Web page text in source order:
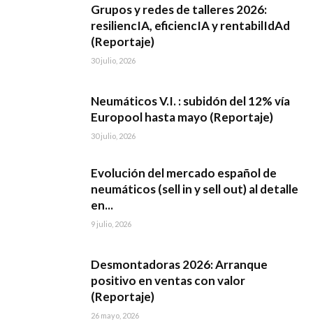
Grupos y redes de talleres 2026:
resiliencIA, eficiencIA y rentabilIdAd
(Reportaje)
30 julio, 2026
Neumáticos V.I. : subidón del 12% vía
Europool hasta mayo (Reportaje)
30 julio, 2026
Evolución del mercado español de
neumáticos (sell in y sell out) al detalle
en...
9 julio, 2026
Desmontadoras 2026: Arranque
positivo en ventas con valor
(Reportaje)
26 mayo, 2026